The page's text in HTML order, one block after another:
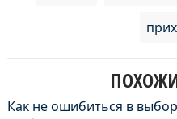
Как не ошибиться в